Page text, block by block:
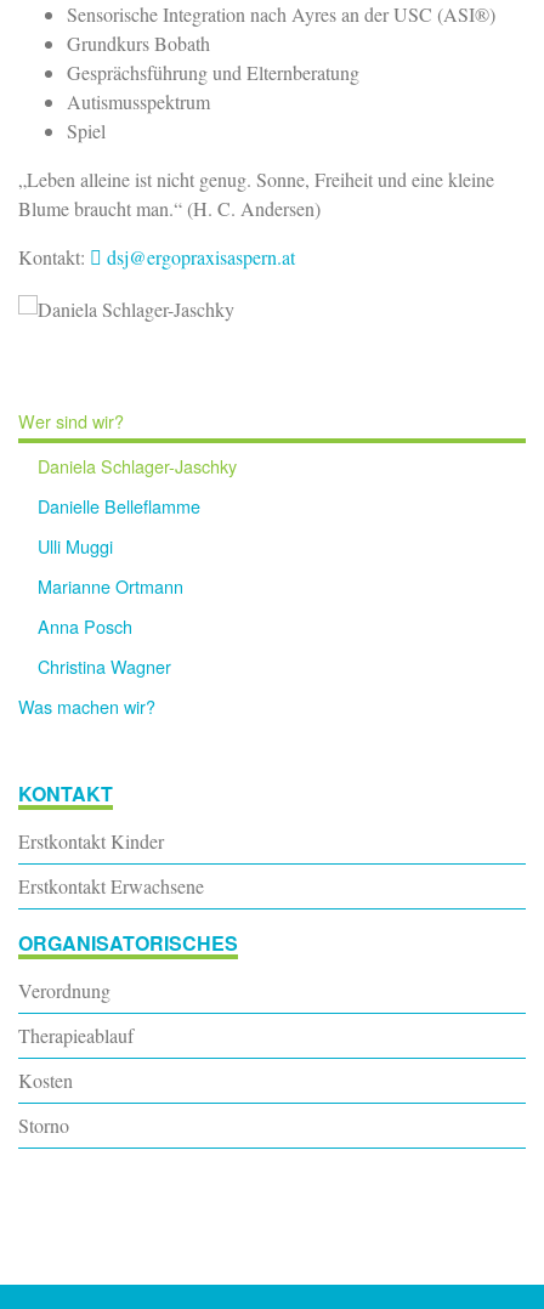
Sensorische Integration nach Ayres an der USC (ASI®)
Grundkurs Bobath
Gesprächsführung und Elternberatung
Autismusspektrum
Spiel
„Leben alleine ist nicht genug. Sonne, Freiheit und eine kleine
Blume braucht man.“ (H. C. Andersen)
Kontakt:
dsj@ergopraxisaspern.at
Wer sind wir?
Daniela Schlager-Jaschky
Danielle Belleflamme
Ulli Muggi
Marianne Ortmann
Anna Posch
Christina Wagner
Was machen wir?
KONTAKT
Erstkontakt Kinder
Erstkontakt Erwachsene
ORGANISATORISCHES
Verordnung
Therapieablauf
Kosten
Storno